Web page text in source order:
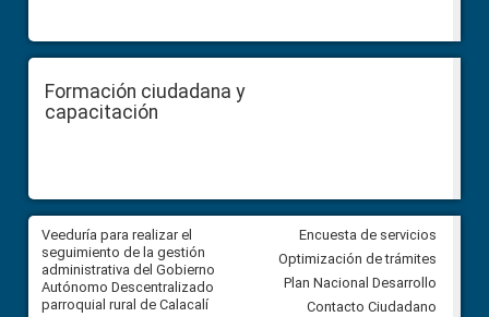
Formación ciudadana y
capacitación
Veeduría para realizar el
seguimiento de la gestión
administrativa del Gobierno
Autónomo Descentralizado
parroquial rural de Calacalí
Veeduría para vigilar los
derivados de la Audiencia
comunidad Urbina, parroquia
Carolina
Encuesta de servicios
Optimización de trámites
Plan Nacional Desarrollo
Contacto Ciudadano